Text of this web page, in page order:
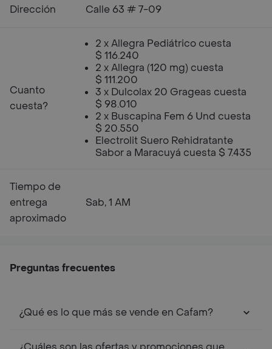
Dirección Calle 63 # 7-09
Cuanto
cuesta?
2 x Allegra Pediátrico cuesta
$ 116.240
2 x Allegra (120 mg) cuesta
$ 111.200
3 x Dulcolax 20 Grageas cuesta
$ 98.010
2 x Buscapina Fem 6 Und cuesta
$ 20.550
Electrolit Suero Rehidratante
Sabor a Maracuyá cuesta $ 7.435
Tiempo de
entrega
aproximado
Sab, 1 AM
Preguntas frecuentes
¿Qué es lo que más se vende en Cafam?